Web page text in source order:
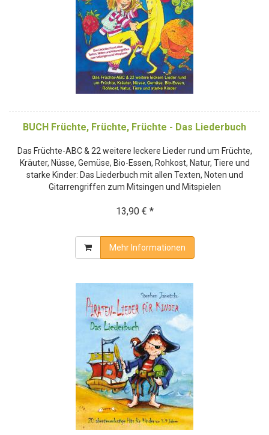
BUCH Früchte, Früchte, Früchte - Das Liederbuch
Das Früchte-ABC & 22 weitere leckere Lieder rund um Früchte,
Kräuter, Nüsse, Gemüse, Bio-Essen, Rohkost, Natur, Tiere und
starke Kinder: Das Liederbuch mit allen Texten, Noten und
Gitarrengriffen zum Mitsingen und Mitspielen
13,90 € *
Mehr Informationen